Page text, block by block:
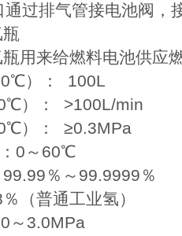
过排气管接电池阀，
用来给燃料电池供应
）： 100L
）： >100L/min
）： ≥0.3MPa
0～60℃
％～99.9999％
（普通工业氢）
～3.0MPa